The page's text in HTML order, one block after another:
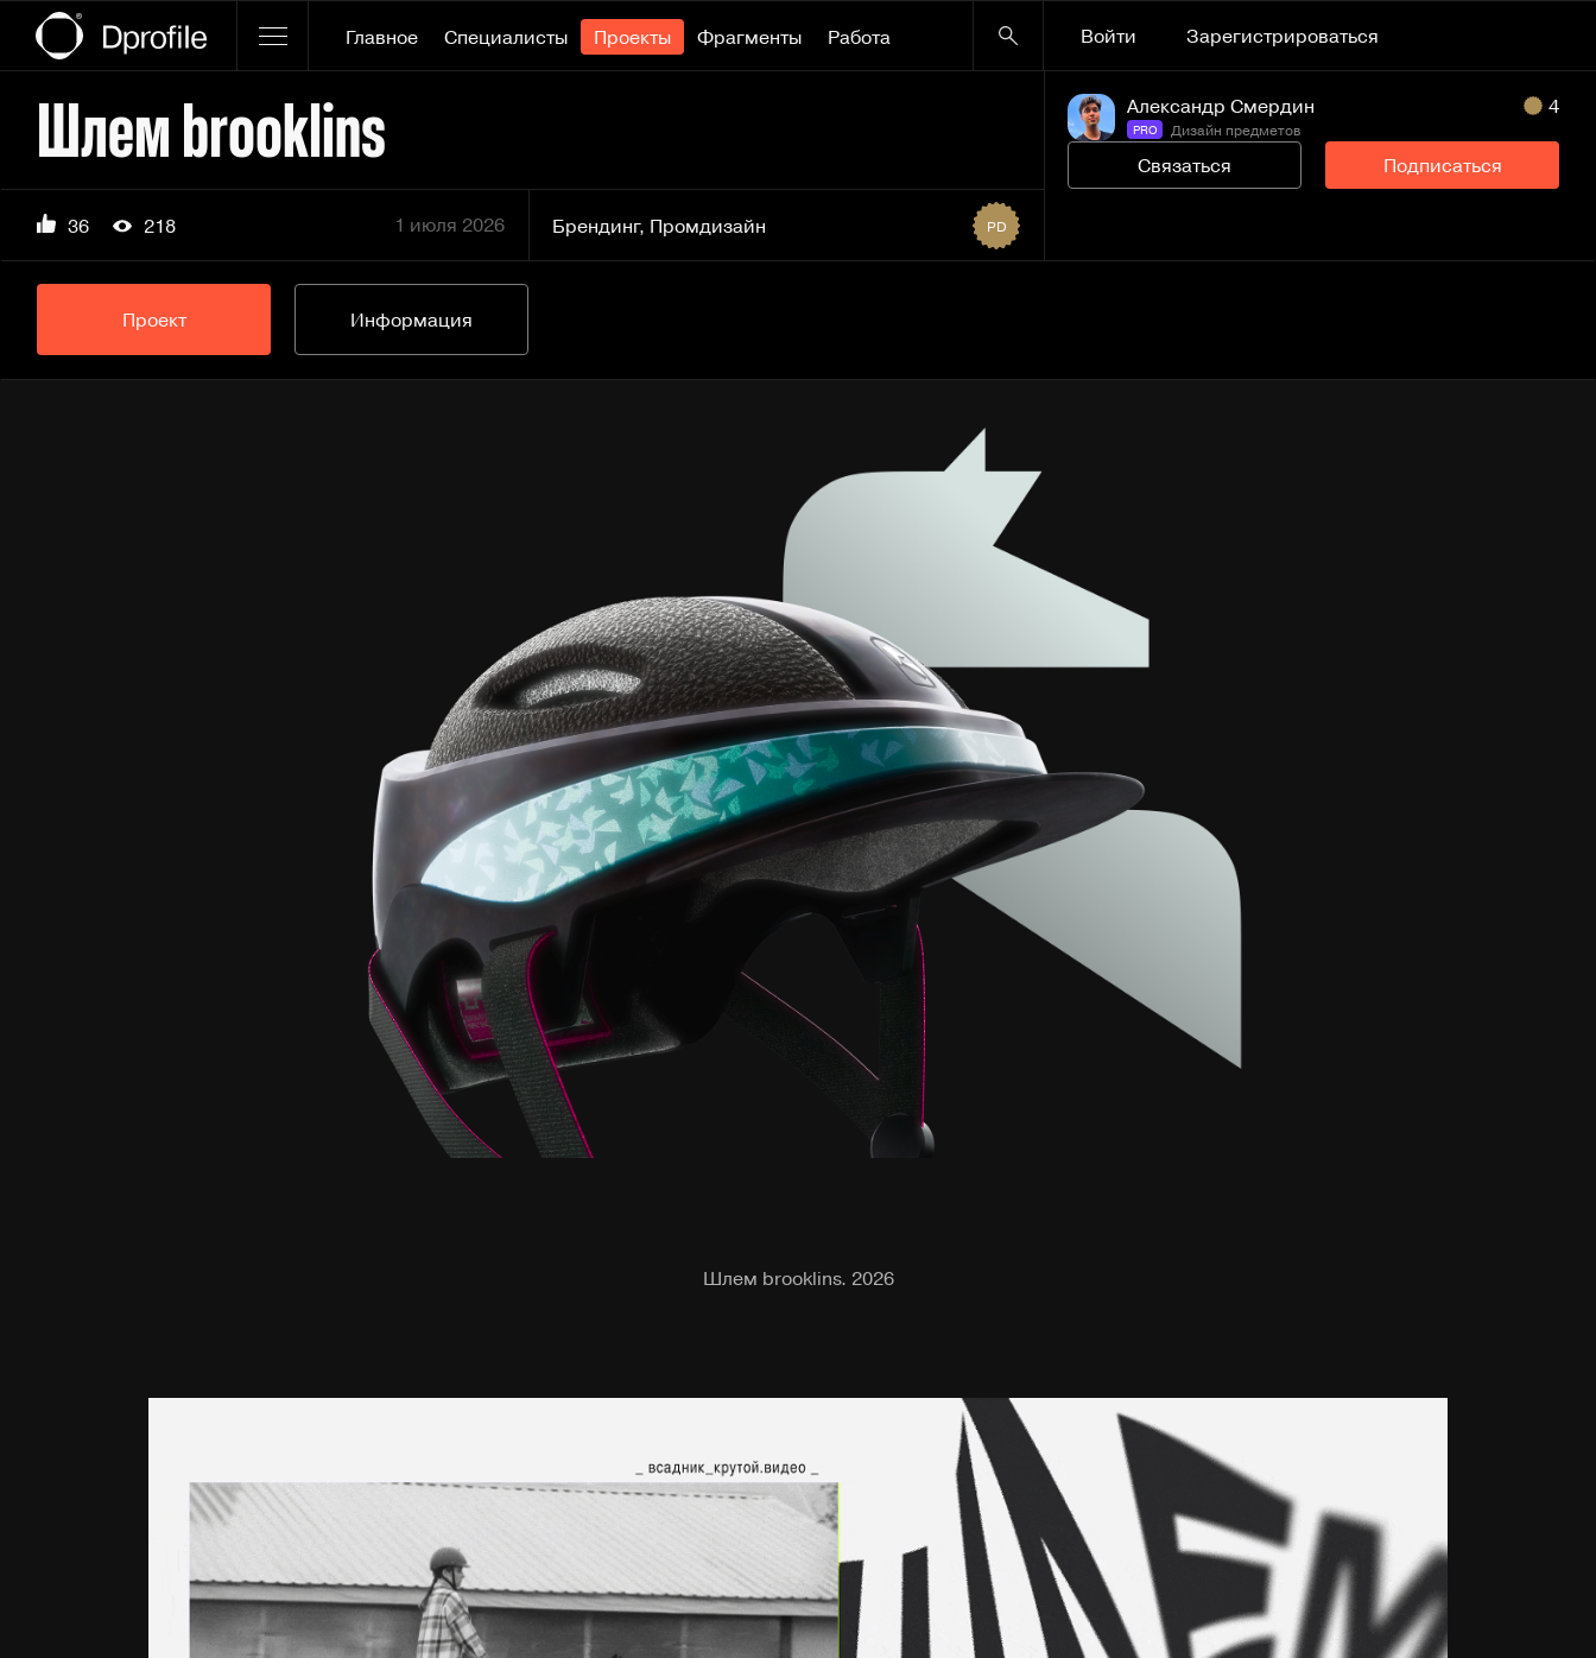
Главное Специалисты Проекты Фрагменты Работа Войти Зарегистрироваться
Шлем brooklins
36 218 1 июля 2026 Брендинг, Промдизайн PD
Александр Смердин
PRO Дизайн предметов
4
Связаться Подписаться
Проект Информация
Шлем brooklins. 2026